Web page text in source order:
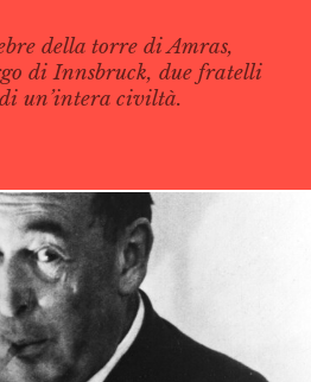
della torre di Amras,
di Innsbruck, due fratelli
un’intera civiltà.